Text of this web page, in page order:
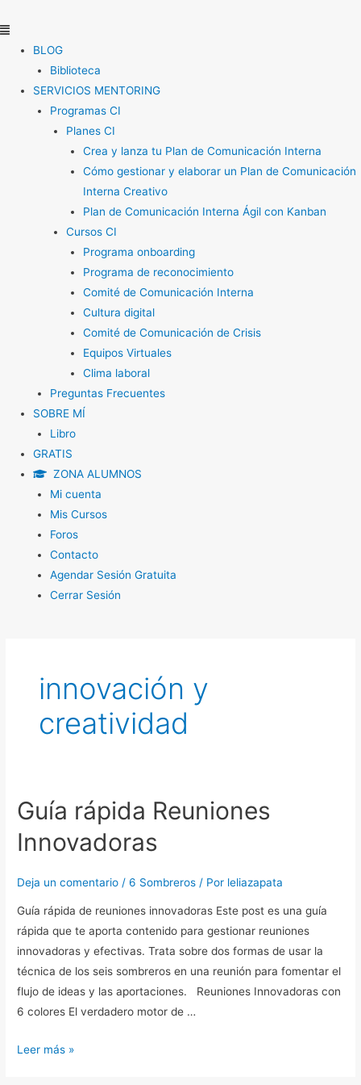
al
contenido
BLOG
Biblioteca
SERVICIOS MENTORING
Programas CI
Planes CI
Crea y lanza tu Plan de Comunicación Interna
Cómo gestionar y elaborar un Plan de Comunicación
Interna Creativo
Plan de Comunicación Interna Ágil con Kanban
Cursos CI
Programa onboarding
Programa de reconocimiento
Comité de Comunicación Interna
Cultura digital
Comité de Comunicación de Crisis
Equipos Virtuales
Clima laboral
Preguntas Frecuentes
SOBRE MÍ
Libro
GRATIS
ZONA ALUMNOS
Mi cuenta
Mis Cursos
Foros
Contacto
Agendar Sesión Gratuita
Cerrar Sesión
innovación y
creatividad
Guía rápida Reuniones
Innovadoras
Deja un comentario /6 Sombreros / Por leliazapata
Guía rápida de reuniones innovadoras Este post es una guía
rápida que te aporta contenido para gestionar reuniones
innovadoras y efectivas. Trata sobre dos formas de usar la
técnica de los seis sombreros en una reunión para fomentar el
flujo de ideas y las aportaciones. Reuniones Innovadoras con
6 colores El verdadero motor de …
Guía
rápida
Reuniones
Leer más »